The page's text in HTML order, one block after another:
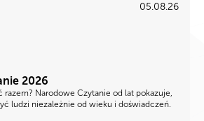
05.08.26
2026
Narodowe Czytanie od lat pokazuje,
ludzi niezależnie od wieku i doświadczeń.